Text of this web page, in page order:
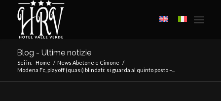
Blog - Ultime notizie
Sei in: Home / News Abetone e Cimone /
Modena Fc, playoff (quasi) blindati: si guarda al quinto posto –...